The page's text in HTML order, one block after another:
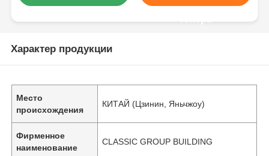
Характер продукции
Место
происхождения
КИТАЙ (Цзинин, Яньчжоу)
Фирменное
наименование
CLASSIC GROUP BUILDING